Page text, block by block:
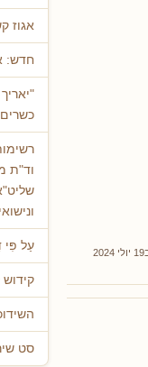
אגוז
חדש:
וד"ת
עַל פִּי
סט